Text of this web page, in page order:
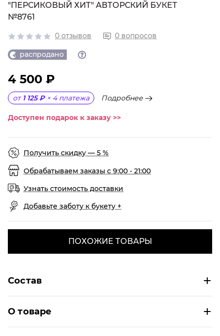
"ПЕРСИКОВЫЙ ХИТ" АВТОРСКИЙ БУКЕТ
№8761
0 отзывов 0 вопросов
распродано
4 500 ₽
от 1 125 ₽ × 4 платежа Подробнее
Доступен подарок к заказу >>
Получить скидку — 5 %
Обрабатываем заказы с 9:00 - 21:00
Узнать стоимость доставки
Добавьте заботу к букету +
ПОХОЖИЕ ТОВАРЫ
Состав
О товаре